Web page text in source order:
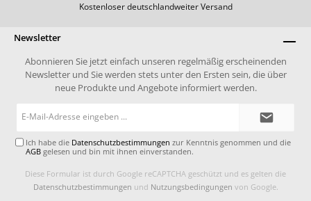
Kostenloser deutschlandweiter Versand
Newsletter
Abonnieren Sie jetzt einfach unseren regelmäßig erscheinenden
Newsletter und Sie werden stets unter den Ersten sein, die über
neue Produkte und Angebote informiert werden.
Ich habe die Datenschutzbestimmungen zur Kenntnis genommen und die
AGB gelesen und bin mit ihnen einverstanden.
Diese Formular ist durch Google reCAPTCHA geschützt und es gelten die
Datenschutzbestimmungen und Nutzungsbedingungen von Google.